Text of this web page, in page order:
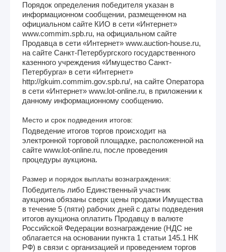
Порядок определения победителя указан в
информационном сообщении, размещенном на
официальном сайте КИО в сети «Интернет»
www.commim.spb.ru, на официальном сайте
Продавца в сети «Интернет» www.auction-house.ru,
на сайте Санкт-Петербургского государственного
казенного учреждения «Имущество Санкт-
Петербурга» в сети «Интернет»
http://gkuim.commim.gov.spb.ru/, на сайте Оператора
в сети «Интернет» www.lot-online.ru, в приложении к
данному информационному сообщению.
Место и срок подведения итогов:
Подведение итогов торгов происходит на
электронной торговой площадке, расположенной на
сайте www.lot-online.ru, после проведения
процедуры аукциона.
Размер и порядок выплаты вознаграждения:
Победитель либо Единственный участник
аукциона обязаны сверх цены продажи Имущества
в течение 5 (пяти) рабочих дней с даты подведения
итогов аукциона оплатить Продавцу в валюте
Российской Федерации вознаграждение (НДС не
облагается на основании пункта 1 статьи 145.1 НК
РФ) в связи с организацией и проведением торгов